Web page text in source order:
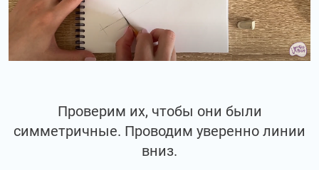
Проверим их, чтобы они были
симметричные. Проводим уверенно линии
вниз.